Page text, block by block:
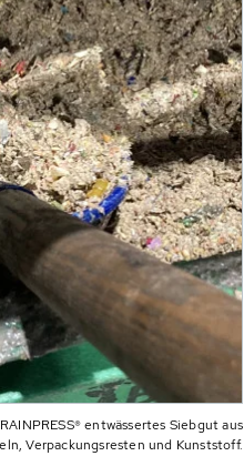
entwässertes Siebgut aus
Verpackungsresten und Kunststoff.